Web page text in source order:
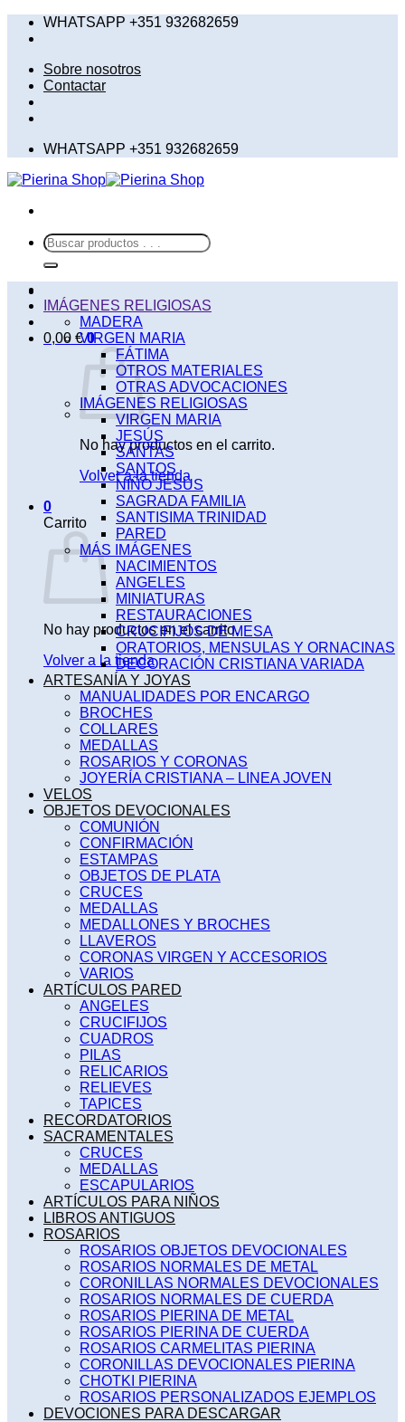
SaltarWHATSAPP +351 932682659
Sobre nosotros
Contactar
WHATSAPP +351 932682659
Buscar
por:
0,00 € 0
No hay productos en el carrito.
Volver a la tienda
0
Carrito
No hay productos en el carrito.
Volver a la tienda
IMÁGENES RELIGIOSAS
MADERA
VIRGEN MARIA
FÁTIMA
OTROS MATERIALES
OTRAS ADVOCACIONES
IMÁGENES RELIGIOSAS
VIRGEN MARIA
JESÚS
SANTAS
SANTOS
NIÑO JESÚS
SAGRADA FAMILIA
SANTISIMA TRINIDAD
PARED
MÁS IMÁGENES
NACIMIENTOS
ANGELES
MINIATURAS
RESTAURACIONES
CRUCIFIJOS DE MESA
ORATORIOS, MENSULAS Y ORNACINAS
DECORACIÓN CRISTIANA VARIADA
ARTESANÍA Y JOYAS
MANUALIDADES POR ENCARGO
BROCHES
COLLARES
MEDALLAS
ROSARIOS Y CORONAS
JOYERÍA CRISTIANA – LINEA JOVEN
VELOS
OBJETOS DEVOCIONALES
COMUNIÓN
CONFIRMACIÓN
ESTAMPAS
OBJETOS DE PLATA
CRUCES
MEDALLAS
MEDALLONES Y BROCHES
LLAVEROS
CORONAS VIRGEN Y ACCESORIOS
VARIOS
ARTÍCULOS PARED
ANGELES
CRUCIFIJOS
CUADROS
PILAS
RELICARIOS
RELIEVES
TAPICES
RECORDATORIOS
SACRAMENTALES
CRUCES
MEDALLAS
ESCAPULARIOS
ARTÍCULOS PARA NIÑOS
LIBROS ANTIGUOS
ROSARIOS
ROSARIOS OBJETOS DEVOCIONALES
ROSARIOS NORMALES DE METAL
CORONILLAS NORMALES DEVOCIONALES
ROSARIOS NORMALES DE CUERDA
ROSARIOS PIERINA DE METAL
ROSARIOS PIERINA DE CUERDA
ROSARIOS CARMELITAS PIERINA
CORONILLAS DEVOCIONALES PIERINA
CHOTKI PIERINA
ROSARIOS PERSONALIZADOS EJEMPLOS
DEVOCIONES PARA DESCARGAR